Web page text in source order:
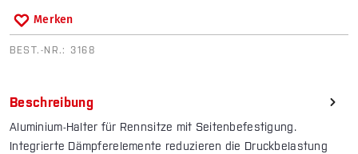
Merken
BEST.-NR.: 3168
Beschreibung
Aluminium-Halter für Rennsitze mit Seiten­be­festi­gung.
Integrierte Dämpferelemente reduzieren die Druckbelastung